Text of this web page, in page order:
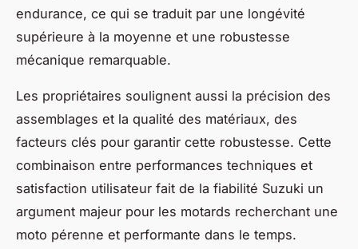
endurance, ce qui se traduit par une longévité
supérieure à la moyenne et une robustesse
mécanique remarquable.
Les propriétaires soulignent aussi la précision des
assemblages et la qualité des matériaux, des
facteurs clés pour garantir cette robustesse. Cette
combinaison entre performances techniques et
satisfaction utilisateur fait de la fiabilité Suzuki un
argument majeur pour les motards recherchant une
moto pérenne et performante dans le temps.